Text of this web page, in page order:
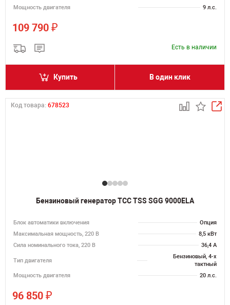
Мощность двигателя
9 л.с.
109 790 ₽
Есть в наличии
Купить В один клик
Код товара: 678523
Бензиновый генератор ТСС TSS SGG 9000ELA
Блок автоматики включения
Опция
Максимальная мощность, 220 В
8,5 кВт
Сила номинального тока, 220 В
36,4 А
Тип двигателя
Бензиновый, 4-х
тактный
Мощность двигателя
20 л.с.
96 850 ₽